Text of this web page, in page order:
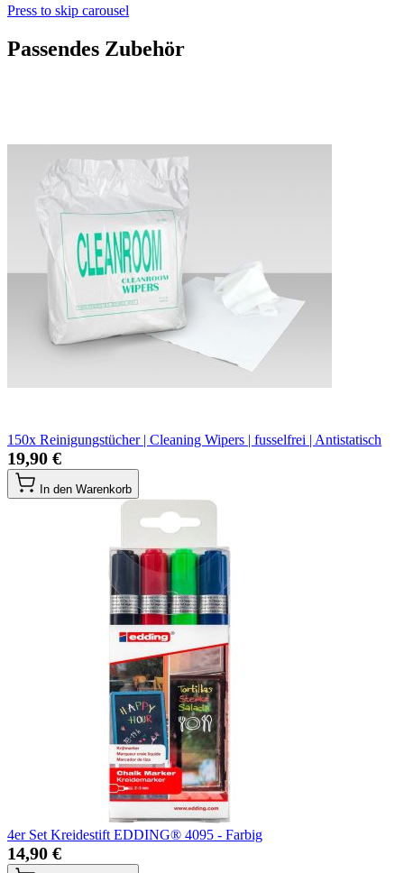
Press to skip carousel
Passendes Zubehör
150x Reinigungstücher | Cleaning Wipers | fusselfrei | Antistatisch
19,90 €
In den Warenkorb
4er Set Kreidestift EDDING® 4095 - Farbig
14,90 €